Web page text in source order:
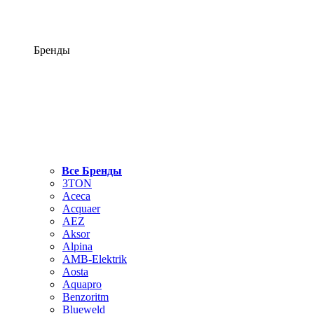
Бренды
Все Бренды
3TON
Aceca
Acquaer
AEZ
Aksor
Alpina
AMB-Elektrik
Aosta
Aquapro
Benzoritm
Blueweld